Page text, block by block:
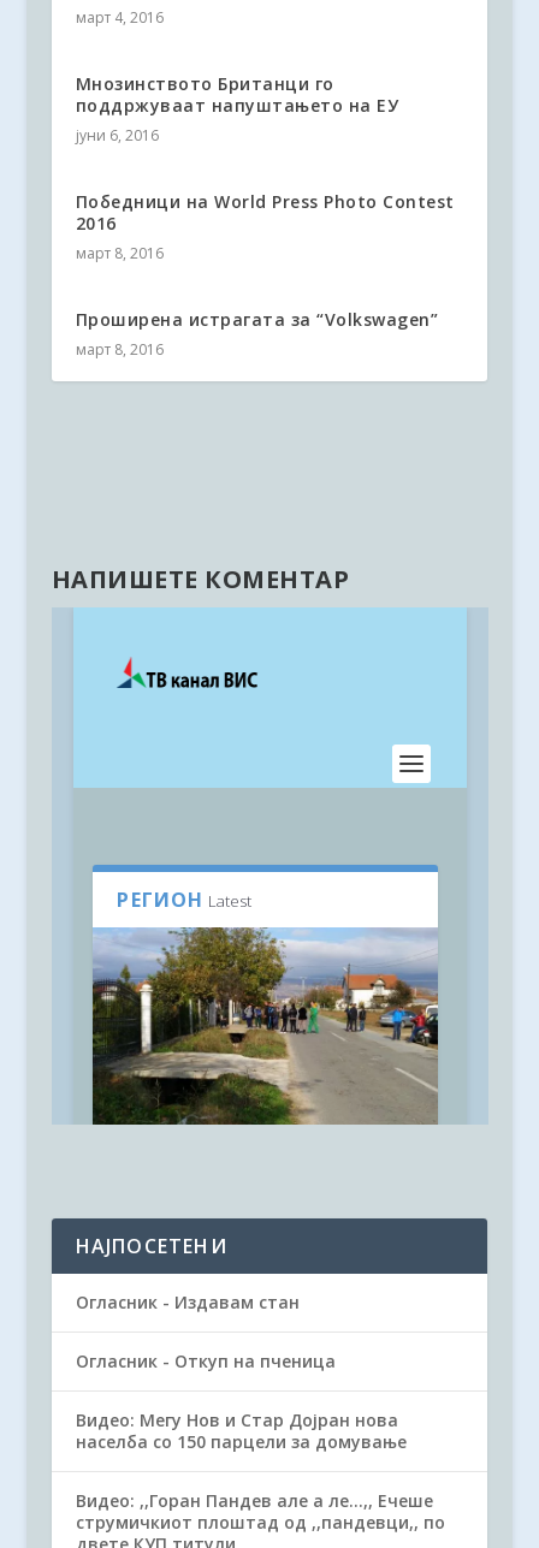
март 4, 2016
Mнозинството Британци го
поддржуваат напуштањето на ЕУ
јуни 6, 2016
Победници на World Press Photo Contest
2016
март 8, 2016
Проширена истрагата за “Volkswagen”
март 8, 2016
НАПИШЕТЕ КОМЕНТАР
НАЈПОСЕТЕНИ
Огласник - Издавам стан
Огласник - Откуп на пченица
Видео: Мегу Нов и Стар Дојран нова
населба со 150 парцели за домување
Видео: ,,Горан Пандев але а ле...,, Ечеше
струмичкиот плоштад од ,,пандевци,, по
двете КУП титули